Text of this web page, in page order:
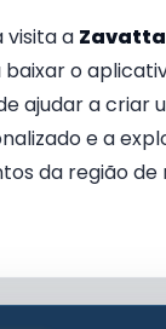
visita a
o
ajudar a criar
e a
da região de